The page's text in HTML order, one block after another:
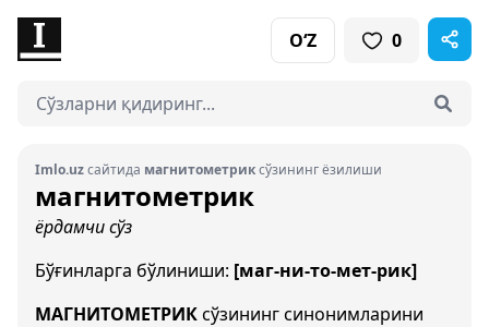
O‘Z 0
Imlo.uzсайтида магнитометриксўзининг ёзилиши
магнитометрик
ёрдамчи сўз
Бўғинларга бўлиниши: [маг-ни-то-мет-рик]
МАГНИТОМЕТРИКсўзининг синонимларини